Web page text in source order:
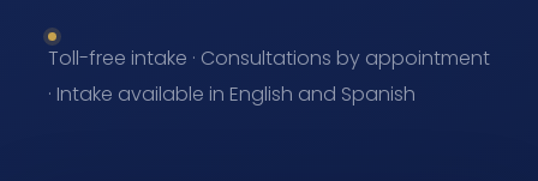
Toll-free intake · Consultations by appointment
· Intake available in English and Spanish